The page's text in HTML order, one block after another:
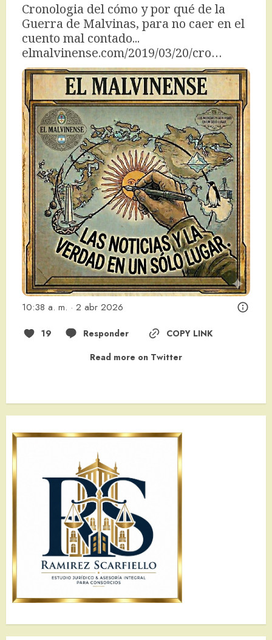
Cronologia del cómo y por qué de la
Guerra de Malvinas, para no caer en el
elmalvinense.com/2019/03/20/cro…
10:38 a. m. · 2 abr 2026
19 Responder
COPY LINK
Read more on Twitter